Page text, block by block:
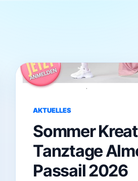
AKTUELLES
Sommer
Tanztage
Passail 2026